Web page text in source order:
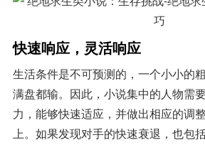
快速响应，灵活响应
生活条件是不可预测的，一个小小的
满盘都输。因此，小说集中的人物需
力，能够快速适应，并做出相应的调
上。如果发现对手的快速衰退，也包